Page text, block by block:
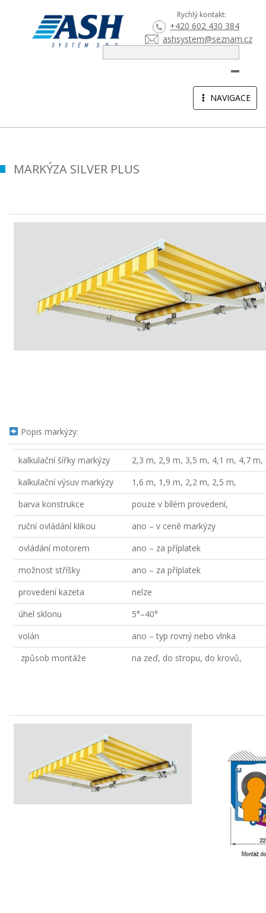
Rychlý kontakt:
+420 602 430 384
ashsystem@seznam.cz
TOGGLE
NAVIGATION
NAVIGACE
MARKÝZA SILVER PLUS
Popis markýzy:
kalkulační šířky markýzy
2,3 m, 2,9 m, 3,5 m, 4,1 m, 4,7 m,
kalkulační výsuv markýzy
1,6 m, 1,9 m, 2,2 m, 2,5 m,
barva konstrukce
pouze v bílém provedení,
ruční ovládání klikou
ano – v ceně markýzy
ovládání motorem
ano – za příplatek
možnost stříšky
ano – za příplatek
provedení kazeta
nelze
úhel sklonu
5°–40°
volán
ano – typ rovný nebo vlnka
způsob montáže
na zeď, do stropu, do krovů,